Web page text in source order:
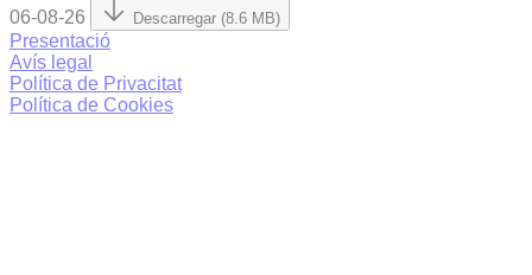
06-08-26 Descarregar (8.6 MB)
Presentació
Avís legal
Política de Privacitat
Política de Cookies